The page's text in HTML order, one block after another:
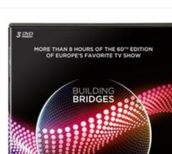
елкой - вот это праздник!
Устройте себе веселое Рождество с
Christmas!
Рождество может наступить!